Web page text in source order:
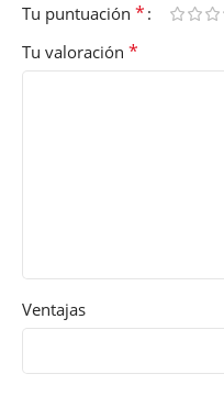
Tu puntuación *
Tu valoración *
Ventajas